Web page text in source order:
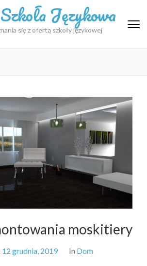
Językowa
się z ofertą szkoły językowej
moskitiery
12 grudnia, 2019 In Dom